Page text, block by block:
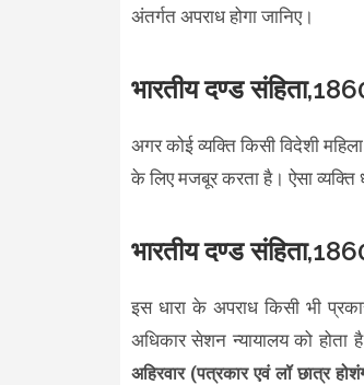
अंतर्गत अपराध होगा जानिए।
भारतीय दण्ड
अगर कोई व्यक्ति किसी विदेशी
के लिए मजबूर करता है। ऐसा व्यक्ति
भारतीय दण्ड
इस धारा के अपराध किसी भी
अधिकार सेशन न्यायालय को
अहिरवार (पत्रकार एवं लॉ छात्र